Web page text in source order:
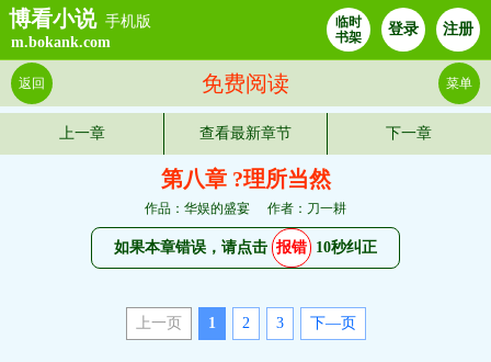
博看小说 手机版
m.bokank.com
临时
书架
登录 注册
免费阅读
返回 菜单
上一章 查看最新章节 下一章
第八章 ?理所当然
作品：华娱的盛宴 作者：刀一耕
如果本章错误，请点击 报错 10秒纠正
上一页 1 2 3 下—页